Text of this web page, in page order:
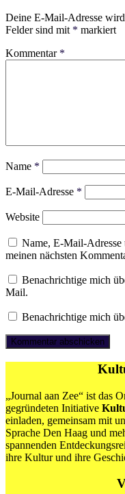
Deine E-Mail-Adresse
Felder sind mit * markiert
Kommentar *
Name *
E-Mail-Adresse *
Website
Name, E-Mail-Adresse
meinen nächsten
Benachrichtige mich
Mail.
Benachrichtige mich
„Journal aan Zee“ ist das
gegründeten Initiative
einladen, gemeinsam mit
Sprache Den Haag und
spannenden
ihre Kultur und ihre